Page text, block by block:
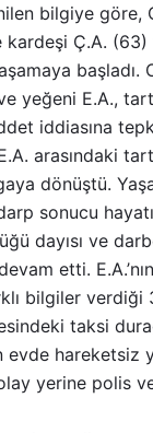
bilgiye göre,
kardeşi Ç.A. (63)
başladı.
yeğeni E.A.,
iddiasına
arasındaki
dönüştü.
sonucu
dayısı ve
etti.
bilgiler verdiği
taksi
evde hareketsiz
yerine polis